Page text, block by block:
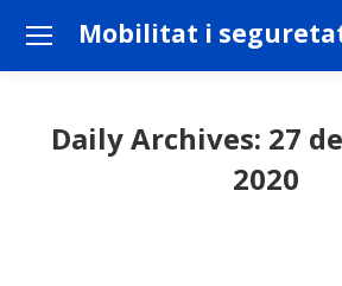
Mobilitat i
Daily Archives: 27
2020